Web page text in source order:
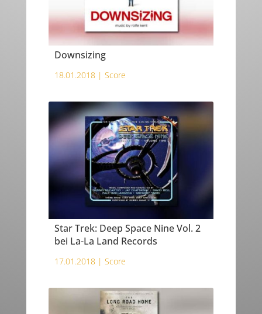
Downsizing
18.01.2018 | Score
Star Trek: Deep Space Nine Vol. 2
bei La-La Land Records
17.01.2018 | Score